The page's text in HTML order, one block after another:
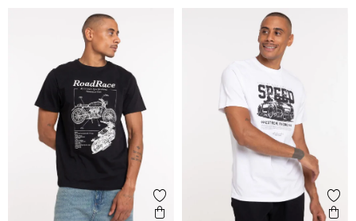
Ajouter aux favoris
Aperçu rapide